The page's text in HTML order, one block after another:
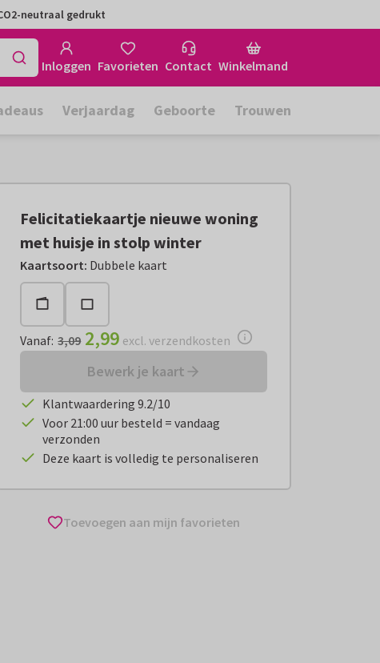
neutraal gedrukt
Inloggen Favorieten Contact Winkelmand
Verjaardag Geboorte Trouwen
Felicitatiekaartje nieuwe woning
met huisje in stolp winter
Kaartsoort: Dubbele kaart
Vanaf:€ 2,99 excl. verzendkosten
Vanaf: 3,09 2,99 excl. verzendkosten
Bewerk je kaart
Klantwaardering 9.2/10
Voor 21:00 uur besteld = vandaag
verzonden
Deze kaart is volledig te personaliseren
Toevoegen aan mijn favorieten